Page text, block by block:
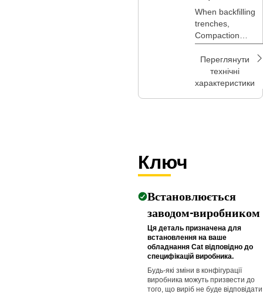
Excavators
When backfilling
trenches,
Compaction
Wheels are an
option to achieve
desired
compaction levels
Переглянути
технічні
характеристики
Ключ
Встановлюється
заводом-виробником
Ця деталь призначена для
встановлення на ваше
обладнання Cat відповідно до
специфікацій виробника.
Будь-які зміни в конфігурації
виробника можуть призвести до
того, що виріб не буде відповідати